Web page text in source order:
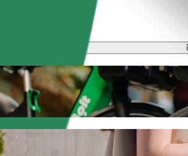
ან ელექტრო-ველოსიპედით
დან Szpital Miejski-მდე